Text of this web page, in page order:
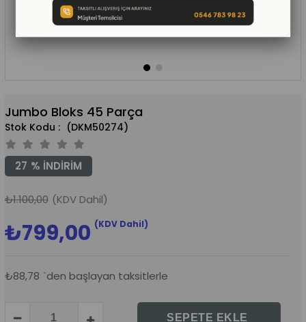
Jumbo Bloks 45 Parça
(DKM50274)
%
27 İNDIRIM
₺1.100,00 (KDV Dahil)
₺799,00 (KDV Dahil)
₺88,78 `den başlayan taksitlerle